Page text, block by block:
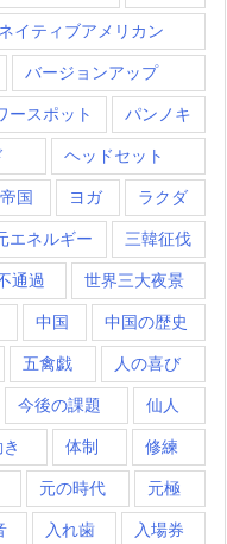
ネイティブアメリカン
バージョンアップ
ースポット パンノキ
ヘッドセット
国 ヨガ ラクダ
エネルギー 三韓征伐
通過 世界三大夜景
中国 中国の歴史
五禽戯 人の喜び
今後の課題 仙人
体制 修練
元の時代 元極
入れ歯 入場券